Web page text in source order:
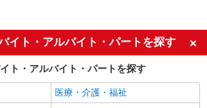
求人を探す
未経験歓迎
新卒・第二新卒歓迎
主婦・主夫歓迎
イト・アルバイト・パートを探す
ト・アルバイト・パートを探す
医療・介護・福祉